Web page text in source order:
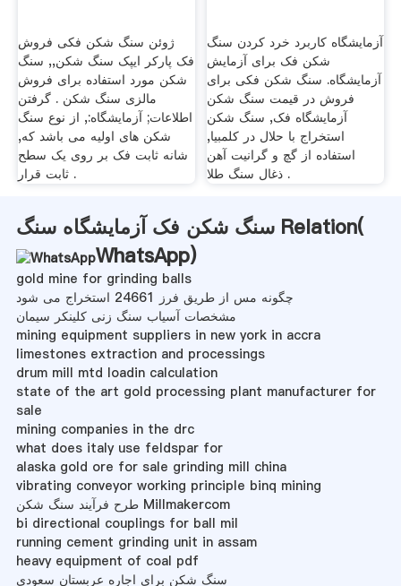
ژوئن سنگ شکن فکی فروش
فک پارکر ایپک سنگ شکن,, سنگ
شکن مورد استفاده برای فروش
مالزی سنگ شکن . گرفتن
اطلاعات; آزمایشگاه:, از نوع سنگ
شکن های اولیه می باشد که,
شانه ثابت فک بر روی یک سطح
ثابت قرار .
آزمایشگاه کاربرد خرد کردن سنگ
شکن فک برای آزمایش
آزمایشگاه. سنگ شکن فکی برای
فروش در قیمت سنگ شکن
آزمایشگاه فک, سنگ شکن
استخراج با حلال در کلمبیا,
استفاده از گچ و گرانیت آهن
ذغال سنگ طلا .
سنگ شکن فک آزمایشگاه سنگ Relation(
WhatsApp)
gold mine for grinding balls
چگونه مس از طریق فرز 24661 استخراج می شود
مشخصات آسیاب سنگ زنی کلینکر سیمان
mining equipment suppliers in new york in accra
limestones extraction and processings
drum mill mtd loadin calculation
state of the art gold processing plant manufacturer for
sale
mining companies in the drc
what does italy use feldspar for
alaska gold ore for sale grinding mill china
vibrating conveyor working principle binq mining
طرح فرآیند سنگ شکن Millmakercom
bi directional couplings for ball mil
running cement grinding unit in assam
heavy equipment of coal pdf
سنگ شکن برای اجاره عربستان سعودی